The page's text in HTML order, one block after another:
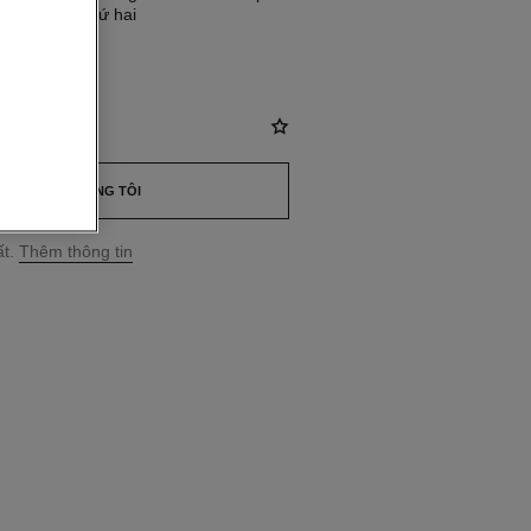
dây đeo thứ hai
LIÊN HỆ CHÚNG TÔI
Thêm thông tin